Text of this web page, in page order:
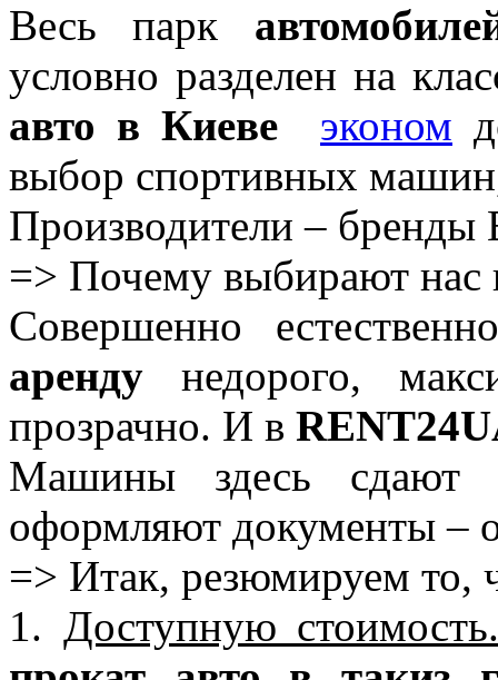
Весь парк
условно разделен на
авто в Киеве эконом
выбор спортивных
Производители –
=> Почему выбирают нас
Совершенно
аренду недорого,
прозрачно. И в
Машины здесь сдают
оформляют документы –
=> Итак, резюмируем то,
1. Доступную